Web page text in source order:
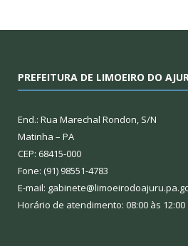
PREFEITURA DE LIMOEIRO DO
End.: Rua Marechal Rondon, S/N
Matinha – PA
CEP: 68415-000
Fone: (91) 98551-4783
E-mail:
Horário de atendimento: 08:00 às 12:00